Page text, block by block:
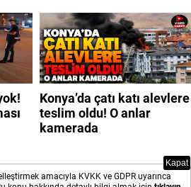
Konya’da çatı katı alevlere
teslim oldu! O anlar
kamerada
amacıyla KVKK ve GDPR uyarınca
Kapat